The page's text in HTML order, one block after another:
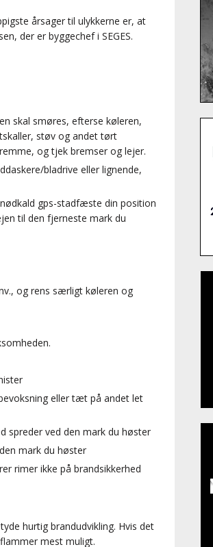
årsager til ulykkerne er, at
der er byggechef i SEGES.
skal smøres, efterse køleren,
støv og andet tørt
og tjek bremser og lejer.
bladrive eller lignende,
nødkald gps-stadfæste din position
til den fjerneste mark du
og rens særligt køleren og
eller tæt på andet let
spreder ved den mark du høster
mark du høster
rimer ikke på brandsikkerhed
hurtig brandudvikling. Hvis det
mest muligt.